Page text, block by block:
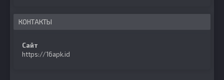
КОНТАКТЫ
Сайт
https://16apk.id